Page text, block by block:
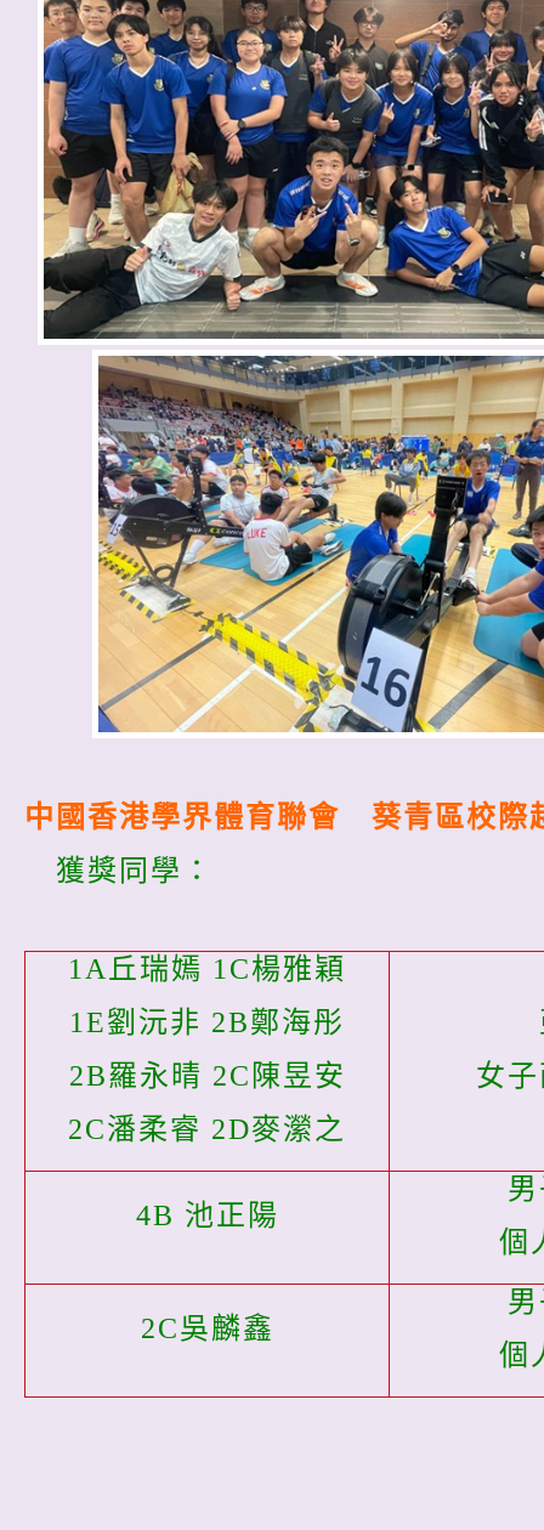
中國香港學界體育聯會 葵青區校際
獲獎同學：
1A丘瑞嫣 1C楊雅穎
1E劉沅非 2B鄭海彤
2B羅永晴 2C陳昱安
2C潘柔睿 2D麥瀠之
女
4B 池正陽
個
2C吳麟鑫
個